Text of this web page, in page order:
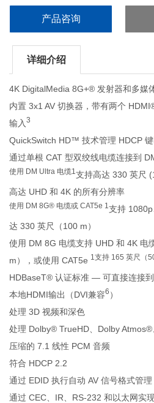
产品咨询
详细介绍
4K DigitalMedia 8G+® 发射器和多媒
内置 3x1 AV 切换器，带有两个
输入3
QuickSwitch HD™ 技术管理 HDCP
通过单根 CAT 型双绞线电缆连接到
使用 DM Ultra 电缆1支持高达 330 英尺
高达 UHD 和 4K 的所有分辨率
使用 DM 8G® 电缆或 CAT5e 1支持
达 330 英尺（100 m）
使用 DM 8G 电缆支持 UHD 和 4K 电
m），或使用 CAT5e 1支持 165 英尺（
HDBaseT® 认证标准 — 可直接连接
本地HDMI输出（DVI兼容6 ）
处理 3D 视频和深色
处理 Dolby® TrueHD、Dolby
压缩的 7.1 线性 PCM 音频
符合 HDCP 2.2
通过 EDID 执行自动 AV 信号格式管理
通过 CEC、IR、RS-232 和以太网实